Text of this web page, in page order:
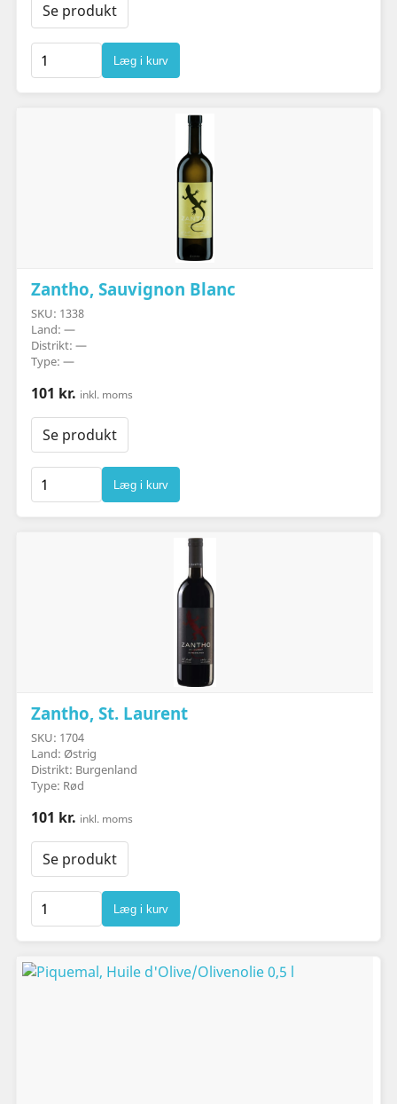
Se produkt
Læg i kurv
Zantho, Sauvignon Blanc
SKU: 1338
Land: —
Distrikt: —
Type: —
101 kr. inkl. moms
Se produkt
Læg i kurv
Zantho, St. Laurent
SKU: 1704
Land: Østrig
Distrikt: Burgenland
Type: Rød
101 kr. inkl. moms
Se produkt
Læg i kurv